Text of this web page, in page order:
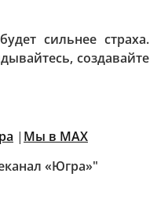
сильнее страха.
создавайте
| Мы в MAX
«Югра»"